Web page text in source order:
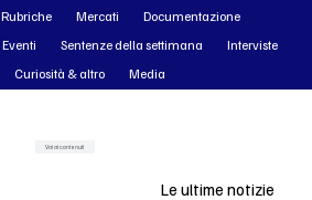
Le ultime notizie
Rubriche Mercati
Documentazione
Eventi Sentenze della settimana
Interviste
Curiosità & altro
Media
Vai ai contenuti